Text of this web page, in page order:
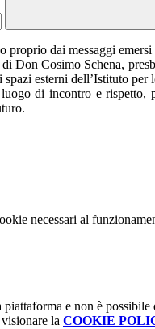
dai messaggi
Don Cosimo Schena,
esterni dell’Istituto
di incontro e
necessari al
e non è
la COOKIE